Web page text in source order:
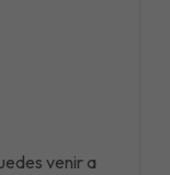
venir a